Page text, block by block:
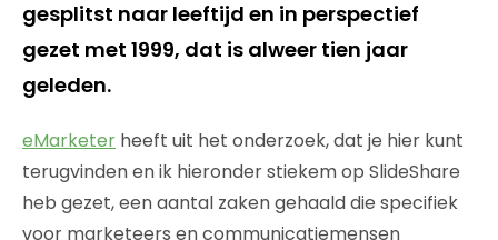
gesplitst naar leeftijd en in perspectief
gezet met 1999, dat is alweer tien jaar
geleden.
eMarketer heeft uit het onderzoek, dat je hier kunt
terugvinden en ik hieronder stiekem op SlideShare
heb gezet, een aantal zaken gehaald die specifiek
voor marketeers en communicatiemensen